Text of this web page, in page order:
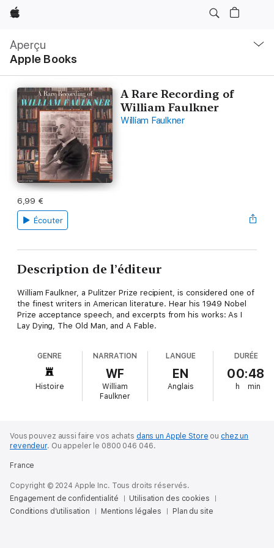
Apple
Aperçu
Apple Books
locale
Ouvrir
menu
A Rare Recording of
William Faulkner
William Faulkner
6,99 €
Écouter
Description de l’éditeur
William Faulkner, a Pulitzer Prize recipient, is considered one of
the finest writers in American literature. Hear his 1949 Nobel
Prize acceptance speech, and excerpts from his works: As I
Lay Dying, The Old Man, and A Fable.
GENRE
Histoire
NARRATION
WF
William
Faulkner
LANGUE
EN
Anglais
DURÉE
00:48
h min
Vous pouvez aussi faire vos achats dans un Apple Store ou chez un
revendeur. Ou appeler le 0800 046 046.
France
Copyright © 2024 Apple Inc. Tous droits réservés.
Engagement de confidentialité
Utilisation des cookies
Conditions d’utilisation
Mentions légales Plan du site